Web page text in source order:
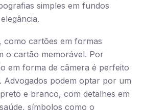
simples em fundos
como cartões em formas
o cartão memorável. Por
em forma de câmera é perfeito
podem optar por um
e branco, com detalhes em
símbolos como o